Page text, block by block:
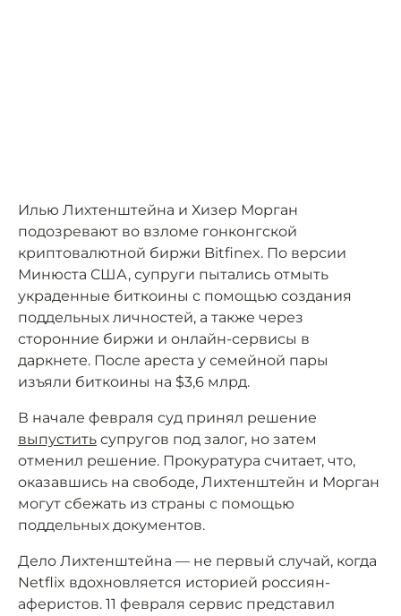
Илью Лихтенштейна и Хизер Морган
подозревают во взломе гонконгской
криптовалютной биржи Bitfinex. По версии
Минюста США, супруги пытались отмыть
украденные биткоины с помощью создания
поддельных личностей, а также через
сторонние биржи и онлайн-сервисы в
даркнете. После ареста у семейной пары
изъяли биткоины на $3,6 млрд.
В начале февраля суд принял решение
выпустить супругов под залог, но затем
отменил решение. Прокуратура считает, что,
оказавшись на свободе, Лихтенштейн и Морган
могут сбежать из страны с помощью
поддельных документов.
Дело Лихтенштейна — не первый случай, когда
Netflix вдохновляется историей россиян-
аферистов. 11 февраля сервис представил